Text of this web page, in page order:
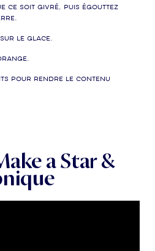
ce soit givré, puis égouttez
le glace.
pour rendre le contenu
a Star &